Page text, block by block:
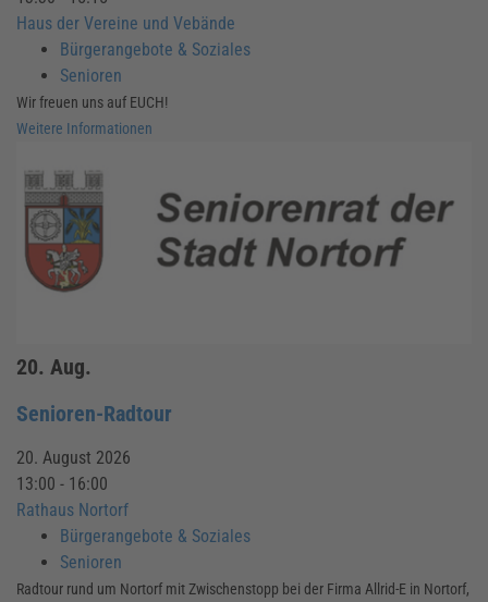
Haus der Vereine und Vebände
Bürgerangebote & Soziales
Senioren
Wir freuen uns auf EUCH!
Weitere Informationen
20. Aug.
Senioren-Radtour
20. August 2026
13:00 - 16:00
Rathaus Nortorf
Bürgerangebote & Soziales
Senioren
Radtour rund um Nortorf mit Zwischenstopp bei der Firma Allrid-E in Nortorf,